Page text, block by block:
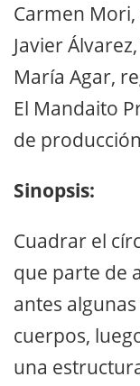
Carmen
Javier
María Agar,
El Mandaito
de producción
Sinopsis:
Cuadrar el
que parte de
antes
cuerpos,
una